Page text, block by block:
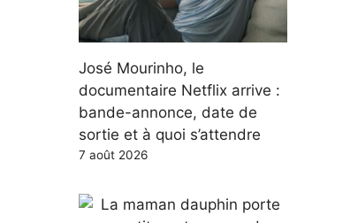
José Mourinho, le
documentaire Netflix arrive :
bande-annonce, date de
sortie et à quoi s’attendre
7 août 2026